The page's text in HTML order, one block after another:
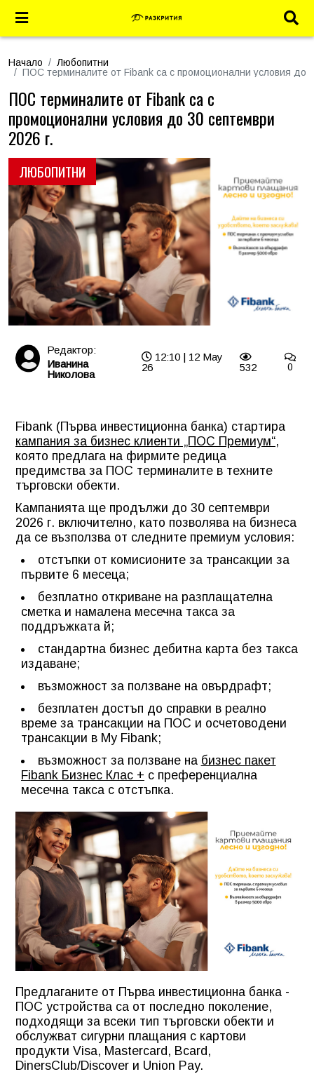
Начало
Любопитни
ПОС терминалите от Fibank са с промоционални условия до
ЛЮБОПИТНИ
ПОС терминалите от Fibank са с
промоционални условия до 30 септември
2026 г.
Редактор:
Иванина
Николова
12:10 | 12 May
26
532 0
Fibank (Първа инвестиционна банка) стартира
кампания за бизнес клиенти „ПОС Премиум“,
която предлага на фирмите редица
предимства за ПОС терминалите в техните
търговски обекти.
Кампанията ще продължи до 30 септември
2026 г. включително, като позволява на бизнеса
да се възползва от следните премиум условия:
отстъпки от комисионите за трансакции за
първите 6 месеца;
безплатно откриване на разплащателна
сметка и намалена месечна такса за
поддръжката й;
стандартна бизнес дебитна карта без такса
издаване;
възможност за ползване на овърдрафт;
безплатен достъп до справки в реално
време за трансакции на ПОС и осчетоводени
трансакции в My Fibank;
възможност за ползване на бизнес пакет
Fibank Бизнес Клас + с преференциална
месечна такса с отстъпка.
Предлаганите от Първа инвестиционна банка -
ПОС устройства са от последно поколение,
подходящи за всеки тип търговски обекти и
обслужват сигурни плащания с картови
продукти Visa, Mastercard, Bcard,
DinersClub/Discover и Union Pay.